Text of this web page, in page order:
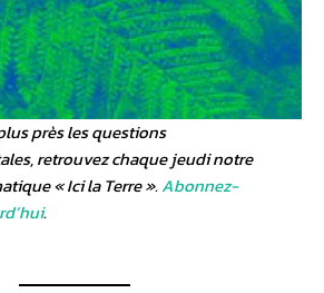
près les questions
retrouvez chaque jeudi notre
« Ici la Terre ».Abonnez-
.